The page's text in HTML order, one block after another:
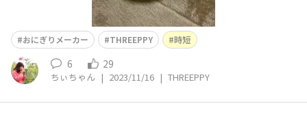
おにぎりメーカー THREEPPY 時短
6 29
ちぃちゃん | 2023/11/16 | THREEPPY